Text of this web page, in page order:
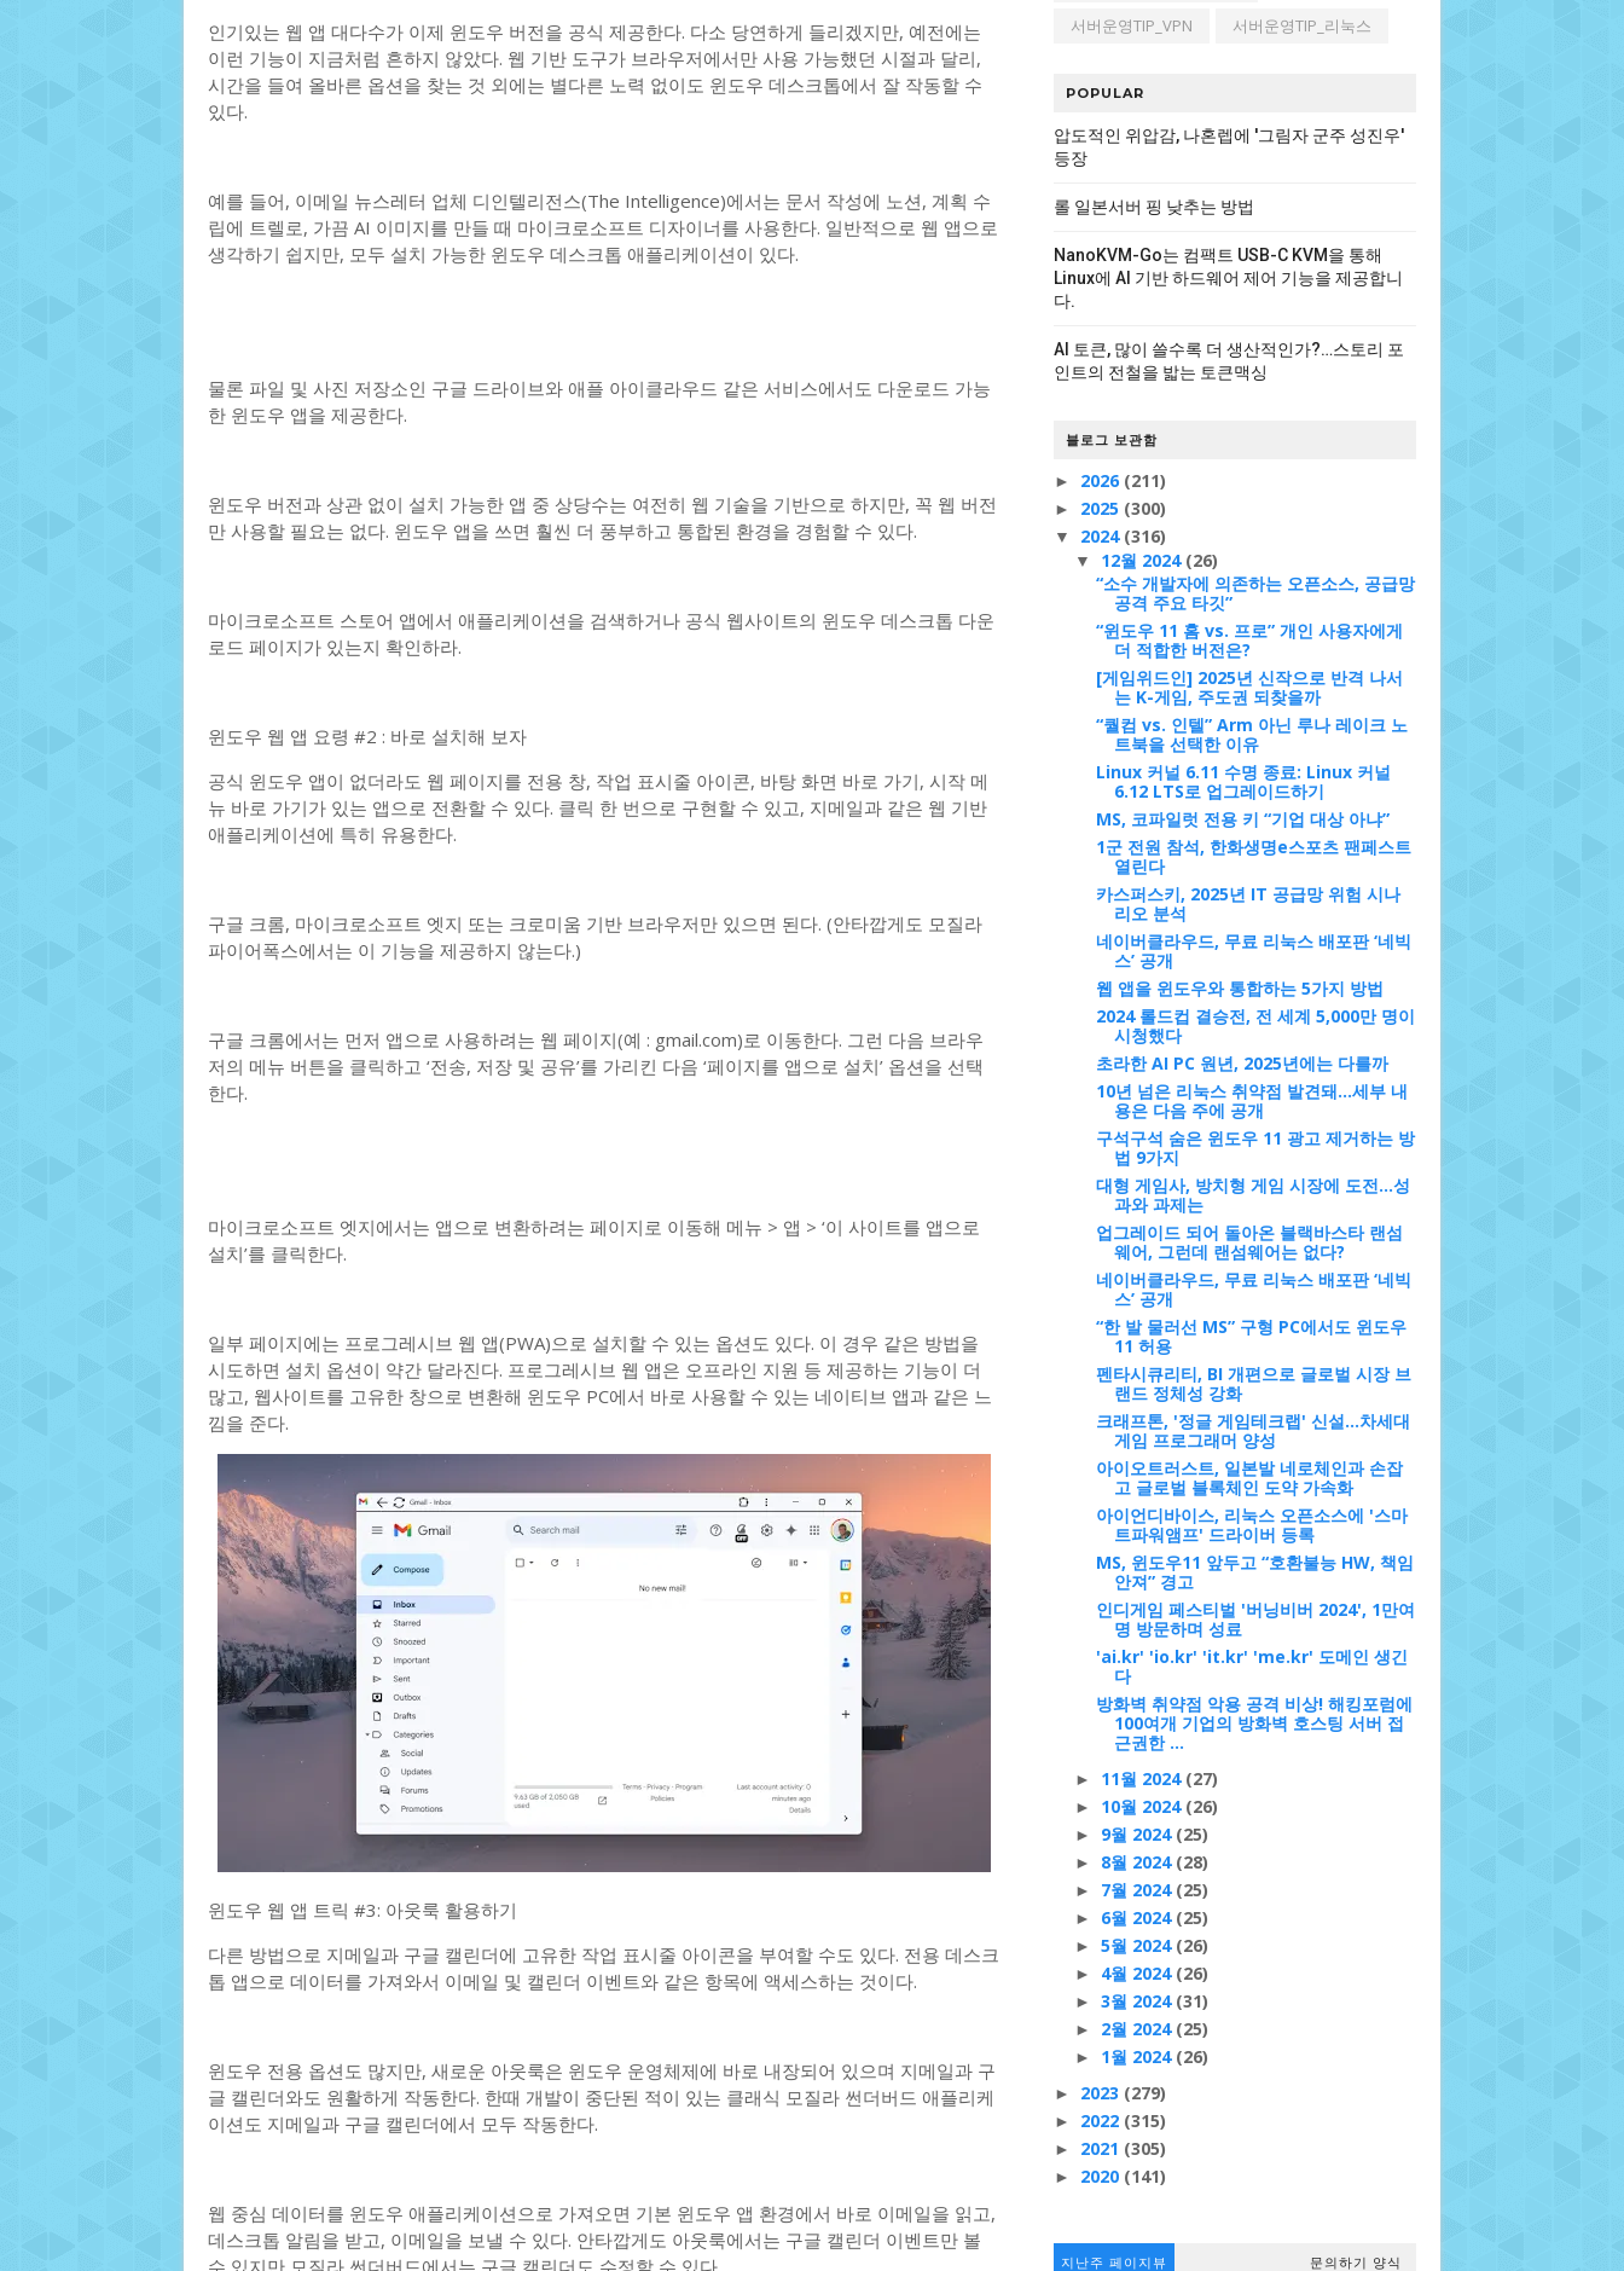
인기있는 웹 앱 대다수가 이제 윈도우 버전을 공식 제공한다. 다소 당연하게 들리겠지만, 예전에는
이런 기능이 지금처럼 흔하지 않았다. 웹 기반 도구가 브라우저에서만 사용 가능했던 시절과 달리,
시간을 들여 올바른 옵션을 찾는 것 외에는 별다른 노력 없이도 윈도우 데스크톱에서 잘 작동할 수
있다.
예를 들어, 이메일 뉴스레터 업체 디인텔리전스(The Intelligence)에서는 문서 작성에 노션, 계획 수
립에 트렐로, 가끔 AI 이미지를 만들 때 마이크로소프트 디자이너를 사용한다. 일반적으로 웹 앱으로
생각하기 쉽지만, 모두 설치 가능한 윈도우 데스크톱 애플리케이션이 있다.
물론 파일 및 사진 저장소인 구글 드라이브와 애플 아이클라우드 같은 서비스에서도 다운로드 가능
한 윈도우 앱을 제공한다.
윈도우 버전과 상관 없이 설치 가능한 앱 중 상당수는 여전히 웹 기술을 기반으로 하지만, 꼭 웹 버전
만 사용할 필요는 없다. 윈도우 앱을 쓰면 훨씬 더 풍부하고 통합된 환경을 경험할 수 있다.
마이크로소프트 스토어 앱에서 애플리케이션을 검색하거나 공식 웹사이트의 윈도우 데스크톱 다운
로드 페이지가 있는지 확인하라.
윈도우 웹 앱 요령 #2 : 바로 설치해 보자
공식 윈도우 앱이 없더라도 웹 페이지를 전용 창, 작업 표시줄 아이콘, 바탕 화면 바로 가기, 시작 메
뉴 바로 가기가 있는 앱으로 전환할 수 있다. 클릭 한 번으로 구현할 수 있고, 지메일과 같은 웹 기반
애플리케이션에 특히 유용한다.
구글 크롬, 마이크로소프트 엣지 또는 크로미움 기반 브라우저만 있으면 된다. (안타깝게도 모질라
파이어폭스에서는 이 기능을 제공하지 않는다.)
구글 크롬에서는 먼저 앱으로 사용하려는 웹 페이지(예 : gmail.com)로 이동한다. 그런 다음 브라우
저의 메뉴 버튼을 클릭하고 ‘전송, 저장 및 공유’를 가리킨 다음 ‘페이지를 앱으로 설치’ 옵션을 선택
한다.
마이크로소프트 엣지에서는 앱으로 변환하려는 페이지로 이동해 메뉴 > 앱 > ‘이 사이트를 앱으로
설치’를 클릭한다.
일부 페이지에는 프로그레시브 웹 앱(PWA)으로 설치할 수 있는 옵션도 있다. 이 경우 같은 방법을
시도하면 설치 옵션이 약간 달라진다. 프로그레시브 웹 앱은 오프라인 지원 등 제공하는 기능이 더
많고, 웹사이트를 고유한 창으로 변환해 윈도우 PC에서 바로 사용할 수 있는 네이티브 앱과 같은 느
낌을 준다.
윈도우 웹 앱 트릭 #3: 아웃룩 활용하기
다른 방법으로 지메일과 구글 캘린더에 고유한 작업 표시줄 아이콘을 부여할 수도 있다. 전용 데스크
톱 앱으로 데이터를 가져와서 이메일 및 캘린더 이벤트와 같은 항목에 액세스하는 것이다.
윈도우 전용 옵션도 많지만, 새로운 아웃룩은 윈도우 운영체제에 바로 내장되어 있으며 지메일과 구
글 캘린더와도 원활하게 작동한다. 한때 개발이 중단된 적이 있는 클래식 모질라 썬더버드 애플리케
이션도 지메일과 구글 캘린더에서 모두 작동한다.
웹 중심 데이터를 윈도우 애플리케이션으로 가져오면 기본 윈도우 앱 환경에서 바로 이메일을 읽고,
데스크톱 알림을 받고, 이메일을 보낼 수 있다. 안타깝게도 아웃룩에서는 구글 캘린더 이벤트만 볼
수 있지만 모질라 썬더버드에서는 구글 캘린더도 수정할 수 있다.
서버운영TIP_VPN
서버운영TIP_리눅스
POPULAR
압도적인 위압감, 나혼렙에 '그림자 군주 성진우'
등장
롤 일본서버 핑 낮추는 방법
NanoKVM-Go는 컴팩트 USB-C KVM을 통해
Linux에 AI 기반 하드웨어 제어 기능을 제공합니
다.
AI 토큰, 많이 쓸수록 더 생산적인가?…스토리 포
인트의 전철을 밟는 토큰맥싱
블로그 보관함
► 2026 (211)
► 2025 (300)
▼ 2024 (316)
▼ 12월 2024 (26)
“소수 개발자에 의존하는 오픈소스, 공급망
공격 주요 타깃”
“윈도우 11 홈 vs. 프로” 개인 사용자에게
더 적합한 버전은?
[게임위드인] 2025년 신작으로 반격 나서
는 K-게임, 주도권 되찾을까
“퀄컴 vs. 인텔” Arm 아닌 루나 레이크 노
트북을 선택한 이유
Linux 커널 6.11 수명 종료: Linux 커널
6.12 LTS로 업그레이드하기
MS, 코파일럿 전용 키 “기업 대상 아냐”
1군 전원 참석, 한화생명e스포츠 팬페스트
열린다
카스퍼스키, 2025년 IT 공급망 위험 시나
리오 분석
네이버클라우드, 무료 리눅스 배포판 ‘네빅
스’ 공개
웹 앱을 윈도우와 통합하는 5가지 방법
2024 롤드컵 결승전, 전 세계 5,000만 명이
시청했다
초라한 AI PC 원년, 2025년에는 다를까
10년 넘은 리눅스 취약점 발견돼...세부 내
용은 다음 주에 공개
구석구석 숨은 윈도우 11 광고 제거하는 방
법 9가지
대형 게임사, 방치형 게임 시장에 도전…성
과와 과제는
업그레이드 되어 돌아온 블랙바스타 랜섬
웨어, 그런데 랜섬웨어는 없다?
네이버클라우드, 무료 리눅스 배포판 ‘네빅
스’ 공개
“한 발 물러선 MS” 구형 PC에서도 윈도우
11 허용
펜타시큐리티, BI 개편으로 글로벌 시장 브
랜드 정체성 강화
크래프톤, '정글 게임테크랩' 신설…차세대
게임 프로그래머 양성
아이오트러스트, 일본발 네로체인과 손잡
고 글로벌 블록체인 도약 가속화
아이언디바이스, 리눅스 오픈소스에 '스마
트파워앰프' 드라이버 등록
MS, 윈도우11 앞두고 “호환불능 HW, 책임
안져” 경고
인디게임 페스티벌 '버닝비버 2024', 1만여
명 방문하며 성료
'ai.kr' 'io.kr' 'it.kr' 'me.kr' 도메인 생긴
다
방화벽 취약점 악용 공격 비상! 해킹포럼에
100여개 기업의 방화벽 호스팅 서버 접
근권한 ...
► 11월 2024 (27)
► 10월 2024 (26)
► 9월 2024 (25)
► 8월 2024 (28)
► 7월 2024 (25)
► 6월 2024 (25)
► 5월 2024 (26)
► 4월 2024 (26)
► 3월 2024 (31)
► 2월 2024 (25)
► 1월 2024 (26)
► 2023 (279)
► 2022 (315)
► 2021 (305)
► 2020 (141)
지난주 페이지뷰 문의하기 양식